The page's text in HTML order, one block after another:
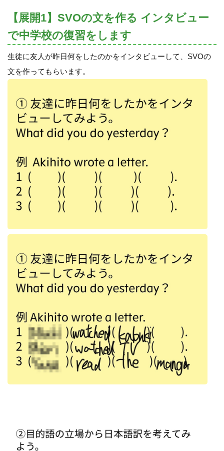
【展開1】SVOの文を作る インタビュー
で中学校の復習をします
生徒に友人が昨日何をしたのかをインタビューして、SVOの
文を作ってもらいます。